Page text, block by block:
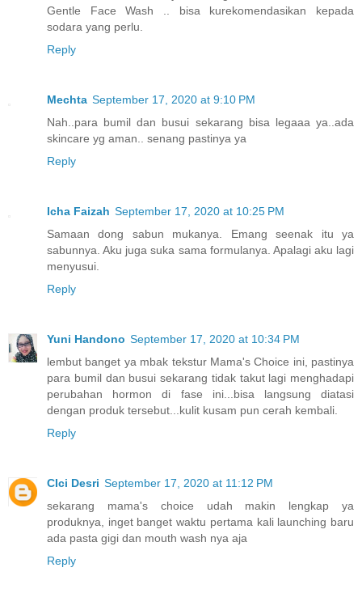
Gentle Face Wash .. bisa kurekomendasikan kepada
sodara yang perlu.
Reply
Mechta September 17, 2020 at 9:10 PM
Nah..para bumil dan busui sekarang bisa legaaa ya..ada
skincare yg aman.. senang pastinya ya
Reply
Icha Faizah September 17, 2020 at 10:25 PM
Samaan dong sabun mukanya. Emang seenak itu ya
sabunnya. Aku juga suka sama formulanya. Apalagi aku lagi
menyusui.
Reply
Yuni Handono September 17, 2020 at 10:34 PM
lembut banget ya mbak tekstur Mama's Choice ini, pastinya
para bumil dan busui sekarang tidak takut lagi menghadapi
perubahan hormon di fase ini...bisa langsung diatasi
dengan produk tersebut...kulit kusam pun cerah kembali.
Reply
CIci Desri September 17, 2020 at 11:12 PM
sekarang mama's choice udah makin lengkap ya
produknya, inget banget waktu pertama kali launching baru
ada pasta gigi dan mouth wash nya aja
Reply